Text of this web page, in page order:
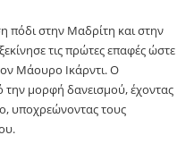
πόδι στην Μαδρίτη και στην
τις πρώτες επαφές ώστε
Μάουρο Ικάρντι. Ο
την μορφή δανεισμού, έχοντας
υποχρεώνοντας τους